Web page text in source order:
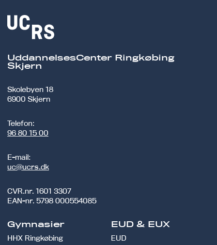
UddannelsesCenter Ringkøbing
Skjern
Skolebyen 18
6900 Skjern
Telefon:
96 80 15 00
E-mail:
uc@ucrs.dk
CVR.nr. 1601 3307
EAN-nr. 5798 000554085
Gymnasier
HHX Ringkøbing
EUD & EUX
EUD